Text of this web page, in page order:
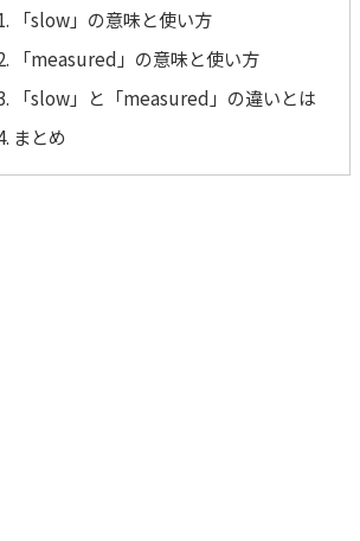
「slow」の意味と使い方
「measured」の意味と使い方
「slow」と「measured」の違いとは
まとめ